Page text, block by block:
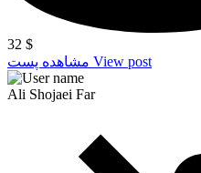
32 $
مشاهده پست View post
Ali Shojaei Far